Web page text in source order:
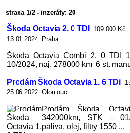
strana 1/2 - inzeráty: 20
Škoda Octavia 2. 0 TDI
109 000 Kč
13.01.2024 Praha
Škoda Octavia Combi 2. 0 TDI
10/2024, naj. 278000 km, 6 st.
Prodám Škoda Octavia 1. 6 TDi
25.06.2022 Olomouc
Prodám Škoda
342000km, STK –
paliva, olej, filtry 1550 ...